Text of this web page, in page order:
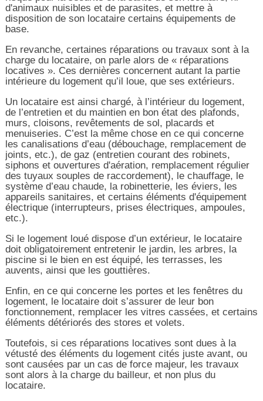
d'animaux nuisibles et de parasites, et mettre à
disposition de son locataire certains équipements de
base.
En revanche, certaines réparations ou travaux sont à la
charge du locataire, on parle alors de « réparations
locatives ». Ces dernières concernent autant la partie
intérieure du logement qu’il loue, que ses extérieurs.
Un locataire est ainsi chargé, à l’intérieur du logement,
de l’entretien et du maintien en bon état des plafonds,
murs, cloisons, revêtements de sol, placards et
menuiseries. C’est la même chose en ce qui concerne
les canalisations d’eau (débouchage, remplacement de
joints, etc.), de gaz (entretien courant des robinets,
siphons et ouvertures d'aération, remplacement régulier
des tuyaux souples de raccordement), le chauffage, le
système d’eau chaude, la robinetterie, les éviers, les
appareils sanitaires, et certains éléments d'équipement
électrique (interrupteurs, prises électriques, ampoules,
etc.).
Si le logement loué dispose d’un extérieur, le locataire
doit obligatoirement entretenir le jardin, les arbres, la
piscine si le bien en est équipé, les terrasses, les
auvents, ainsi que les gouttières.
Enfin, en ce qui concerne les portes et les fenêtres du
logement, le locataire doit s’assurer de leur bon
fonctionnement, remplacer les vitres cassées, et certains
éléments détériorés des stores et volets.
Toutefois, si ces réparations locatives sont dues à la
vétusté des éléments du logement cités juste avant, ou
sont causées par un cas de force majeur, les travaux
sont alors à la charge du bailleur, et non plus du
locataire.